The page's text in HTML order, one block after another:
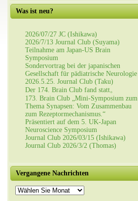
Was ist neu?
2026/07/27 JC (Ishikawa)
2026/7/13 Journal Club (Suyama)
Teilnahme am Japan-US Brain
Symposium
Sondervortrag bei der japanischen
Gesellschaft für pädiatrische Neurologie
2026.5.25. Journal Club (Taku)
Der 174. Brain Club fand statt。
173. Brain Club „Mini-Symposium zum
Thema Synapsen: Vom Zusammenbau
zum Rezeptormechanismus.“
Präsentiert auf dem 5. UK-Japan
Neuroscience Symposium
Journal Club 2026/03/15 (Ishikawa)
Journal Club 2026/3/2 (Thomas)
Vergangene Nachrichten
Vergangene
Nachrichten